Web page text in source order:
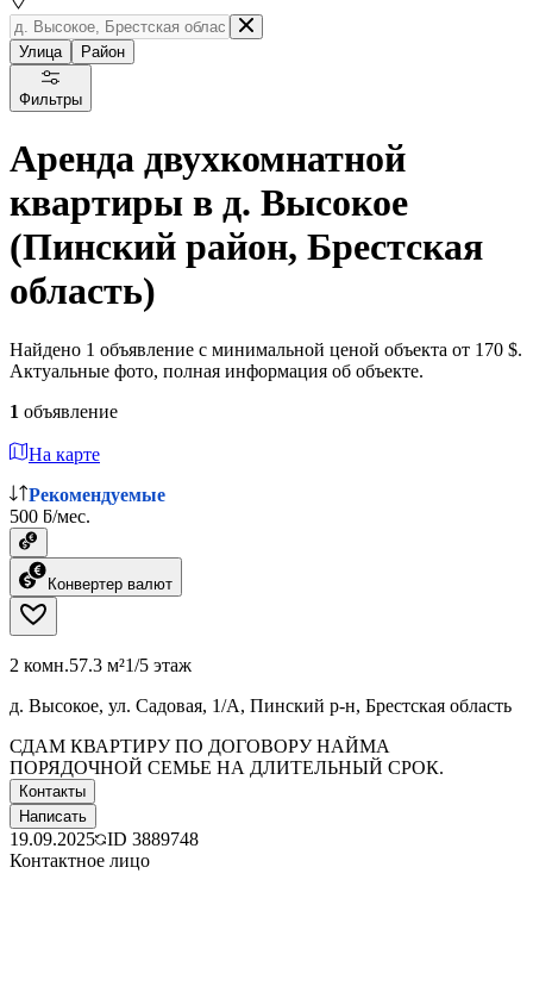
Улица Район
Фильтры
Аренда двухкомнатной
квартиры в д. Высокое
(Пинский район, Брестская
область)
Найдено 1 объявление с минимальной ценой объекта от 170 $.
Актуальные фото, полная информация об объекте.
1 объявление
На карте
Рекомендуемые
500 ƃ/мес.
Конвертер валют
2 комн.57.3 м²1/5 этаж
д. Высокое, ул. Садовая, 1/А, Пинский р-н, Брестская область
СДАМ КВАРТИРУ ПО ДОГОВОРУ НАЙМА
ПОРЯДОЧНОЙ СЕМЬЕ НА ДЛИТЕЛЬНЫЙ СРОК.
Контакты
Написать
19.09.2025 ID 3889748
Контактное лицо